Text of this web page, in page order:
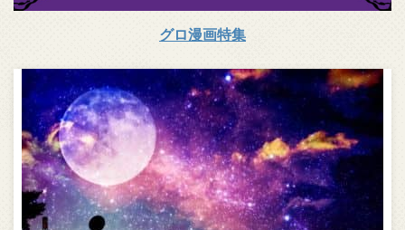
グロ漫画特集